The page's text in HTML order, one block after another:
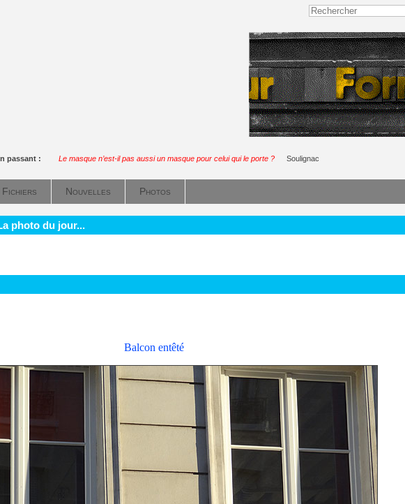
passant : Le masque n’est-il pas aussi un masque pour celui qui le porte ? Soulignac
Fichiers Nouvelles Photos
photo du jour...
Balcon entêté